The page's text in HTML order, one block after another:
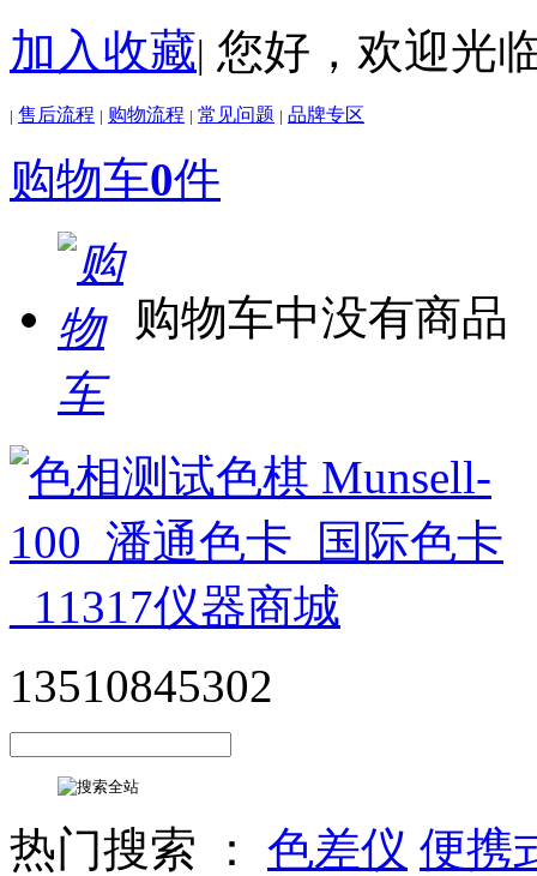
加入收藏| 您好，欢迎光
| 售后流程 | 购物流程 | 常见问题 | 品牌专区
购物车0件
购物车中没有商品
13510845302
热门搜索 ： 色差仪 便携